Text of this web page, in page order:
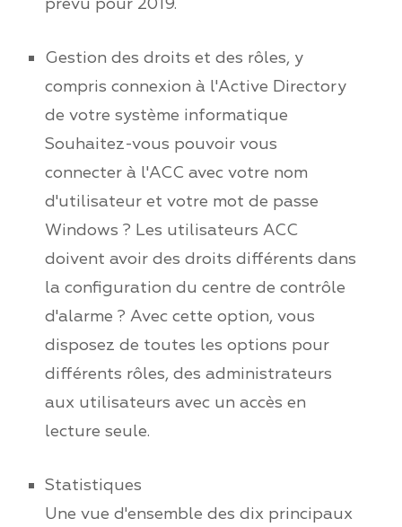
prévu pour 2019.
Gestion des droits et des rôles, y
compris connexion à l'Active Directory
de votre système informatique
Souhaitez-vous pouvoir vous
connecter à l'ACC avec votre nom
d'utilisateur et votre mot de passe
Windows ? Les utilisateurs ACC
doivent avoir des droits différents dans
la configuration du centre de contrôle
d'alarme ? Avec cette option, vous
disposez de toutes les options pour
différents rôles, des administrateurs
aux utilisateurs avec un accès en
lecture seule.
Statistiques
Une vue d'ensemble des dix principaux